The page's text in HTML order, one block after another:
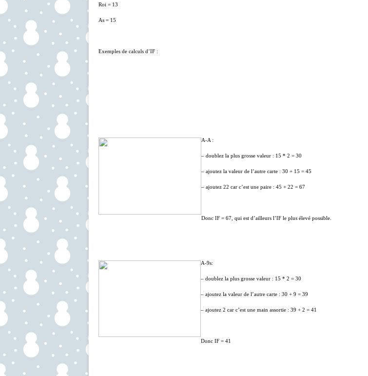
Roi = 13
As = 15
Exemples de calculs d’IF :
A-A :
– doublez la plus grosse valeur : 15 * 2 = 30
– ajoutez la valeur de l’autre carte : 30 + 15 = 45
– ajoutez 22 car c’est une paire : 45 + 22 = 67
Donc IF = 67, qui est d’ailleurs l’IF le plus élevé possible.
A-9s:
– doublez la plus grosse valeur : 15 * 2 = 30
– ajoutez la valeur de l’autre carte : 30 + 9 = 39
– ajoutez 2 car c’est une main assortie : 39 + 2 = 41
Donc IF = 41